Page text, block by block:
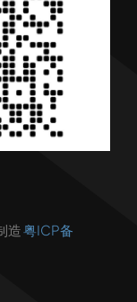
造粤ICP备